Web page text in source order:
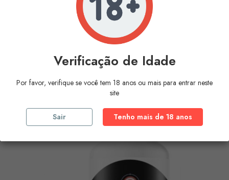
23,30 €
COMPRAR
Verificação de Idade
Por favor, verifique se você tem 18 anos ou mais para entrar neste
site
Sair Tenho mais de 18 anos